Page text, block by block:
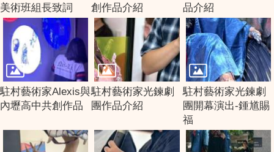
美術班組長致詞
創作品介紹
品介紹
駐村藝術家Alexis與
內壢高中共創作品
駐村藝術家光鍊劇
團作品介紹
駐村藝術家光鍊劇
團開幕演出-鍾馗賜
福